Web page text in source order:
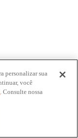
personalizar sua
você
. Consulte nossa